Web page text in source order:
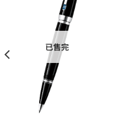
已售完